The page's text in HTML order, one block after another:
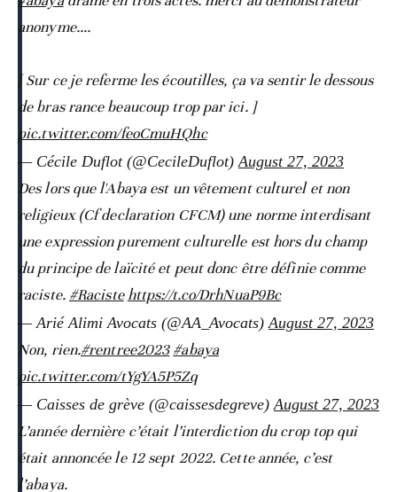
anonyme….
[ Sur ce je referme les écoutilles, ça va sentir le dessous
de bras rance beaucoup trop par ici. ]
pic.twitter.com/feoCmuHQhc
— Cécile Duflot (@CecileDuflot) August 27, 2023
Des lors que l'Abaya est un vêtement culturel et non
religieux (Cf declaration CFCM) une norme interdisant
une expression purement culturelle est hors du champ
du principe de laïcité et peut donc être définie comme
raciste. #Raciste https://t.co/DrhNuaP9Bc
— Arié Alimi Avocats (@AA_Avocats) August 27, 2023
Non, rien.#rentree2023 #abaya
pic.twitter.com/tYgYA5P5Zq
— Caisses de grève (@caissesdegreve) August 27, 2023
L’année dernière c’était l’interdiction du crop top qui
était annoncée le 12 sept 2022. Cette année, c’est
l’abaya.